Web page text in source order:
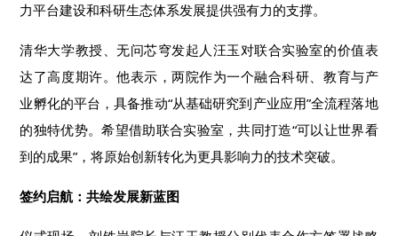
力平台建设和科研生态体系发展提供强有力的支撑。
清华大学教授、无问芯穹发起人汪玉对联合实验室的价值表
达了高度期许。他表示，两院作为一个融合科研、教育与产
业孵化的平台，具备推动“从基础研究到产业应用”全流程落地
的独特优势。希望借助联合实验室，共同打造“可以让世界看
到的成果”，将原始创新转化为更具影响力的技术突破。
签约启航：共绘发展新蓝图